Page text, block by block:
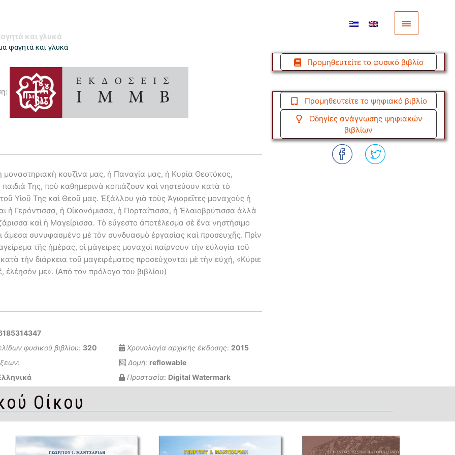
Κύριο
και γλυκά
φαγητά και γλυκά
μοναστηριακὴ κουζίνα μας, ἡ Παναγία μας, ἡ Κυρία Θεοτόκος,
παιδιά Της, ποὺ καθημερινὰ κοπιάζουν καὶ νηστεύουν κατὰ τὸ
Υἱοῦ Της καὶ Θεοῦ μας. Ἐξάλλου γιὰ τοὺς Ἁγιορεῖτες μοναχοὺς ἡ
ἡ Γερόντισσα, ἡ Οἰκονόμισσα, ἡ Πορταΐτισσα, ἡ Ἐλαιοβρύτισσα ἀλλὰ
καὶ ἡ Μαγείρισσα. Τὸ εὔγεστο ἀποτέλεσμα σὲ ἕνα νηστήσιμο
ἄμεσα συνυφασμένο μὲ τὸν συνδυασμὸ ἐργασίας καὶ προσευχῆς. Πρὶν
τῆς ἡμέρας, οἱ μάγειρες μοναχοὶ παίρνουν τὴν εὐλογία τοῦ
τὴν διάρκεια τοῦ μαγειρέματος προσεύχονται μὲ τὴν εὐχή, «Κύριε
ἐλέησόν με». (Από τον πρόλογο του βιβλίου)
φυσικού βιβλίου: 320 Χρονολογία αρχικής έκδοσης: 2015
:
Δομή: reflowable
Προστασία: Digital Watermark
Προμηθευτείτε το φυσικό βιβλίο
Προμηθευτείτε το ψηφιακό βιβλίο
Οδηγίες ανάγνωσης ψηφιακών
βιβλίων
Οίκου